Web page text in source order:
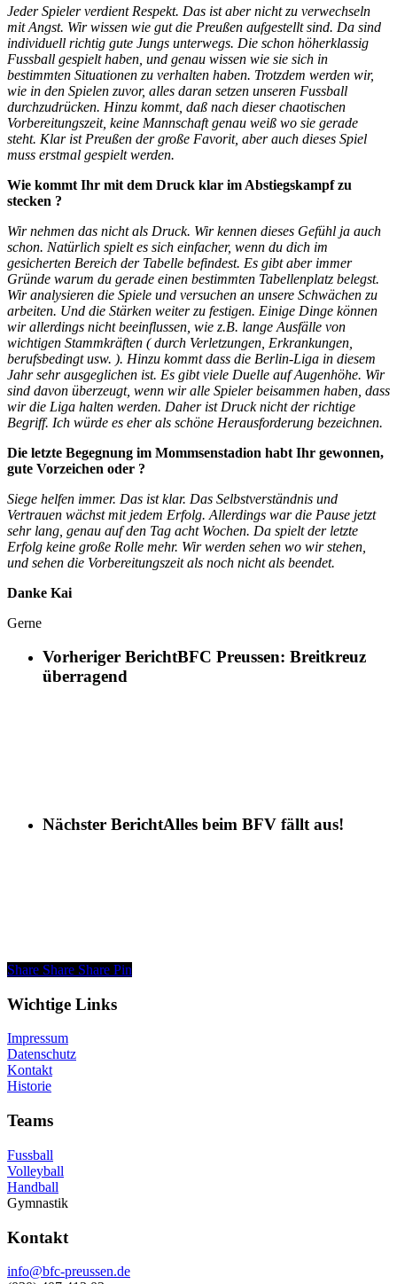
Jeder Spieler verdient Respekt. Das ist aber nicht zu verwechseln
mit Angst. Wir wissen wie gut die Preußen aufgestellt sind. Da sind
individuell richtig gute Jungs unterwegs. Die schon höherklassig
Fussball gespielt haben, und genau wissen wie sie sich in
bestimmten Situationen zu verhalten haben. Trotzdem werden wir,
wie in den Spielen zuvor, alles daran setzen unseren Fussball
durchzudrücken. Hinzu kommt, daß nach dieser chaotischen
Vorbereitungszeit, keine Mannschaft genau weiß wo sie gerade
steht. Klar ist Preußen der große Favorit, aber auch dieses Spiel
muss erstmal gespielt werden.
Wie kommt Ihr mit dem Druck klar im Abstiegskampf zu
stecken ?
Wir nehmen das nicht als Druck. Wir kennen dieses Gefühl ja auch
schon. Natürlich spielt es sich einfacher, wenn du dich im
gesicherten Bereich der Tabelle befindest. Es gibt aber immer
Gründe warum du gerade einen bestimmten Tabellenplatz belegst.
Wir analysieren die Spiele und versuchen an unsere Schwächen zu
arbeiten. Und die Stärken weiter zu festigen. Einige Dinge können
wir allerdings nicht beeinflussen, wie z.B. lange Ausfälle von
wichtigen Stammkräften ( durch Verletzungen, Erkrankungen,
berufsbedingt usw. ). Hinzu kommt dass die Berlin-Liga in diesem
Jahr sehr ausgeglichen ist. Es gibt viele Duelle auf Augenhöhe. Wir
sind davon überzeugt, wenn wir alle Spieler beisammen haben, dass
wir die Liga halten werden. Daher ist Druck nicht der richtige
Begriff. Ich würde es eher als schöne Herausforderung bezeichnen.
Die letzte Begegnung im Mommsenstadion habt Ihr gewonnen,
gute Vorzeichen oder ?
Siege helfen immer. Das ist klar. Das Selbstverständnis und
Vertrauen wächst mit jedem Erfolg. Allerdings war die Pause jetzt
sehr lang, genau auf den Tag acht Wochen. Da spielt der letzte
Erfolg keine große Rolle mehr. Wir werden sehen wo wir stehen,
und sehen die Vorbereitungszeit als noch nicht als beendet.
Danke Kai
Gerne
Vorheriger BerichtBFC Preussen: Breitkreuz
überragend
Nächster BerichtAlles beim BFV fällt aus!
Share Share Share Pin
Wichtige Links
Impressum
Datenschutz
Kontakt
Historie
Teams
Fussball
Volleyball
Handball
Gymnastik
Kontakt
info@bfc-preussen.de